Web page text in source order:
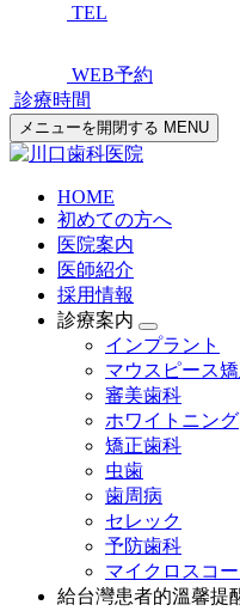
TEL
WEB予約
診療時間
メニューを開閉する MENU
HOME
初めての方へ
医院案内
医師紹介
採用情報
診療案内
インプラント
マウスピース
審美歯科
ホワイトニング
矯正歯科
虫歯
歯周病
セレック
予防歯科
マイクロスコ
給台灣患者的溫馨提